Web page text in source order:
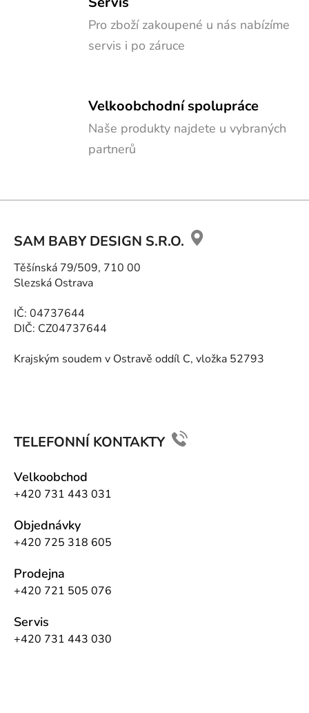
Pro zboží zakoupené u nás nabízíme
servis i po záruce
Velkoobchodní spolupráce
Naše produkty najdete u vybraných
partnerů
SAM BABY DESIGN S.R.O.
Těšínská 79/509, 710 00
Slezská Ostrava
IČ: 04737644
DIČ: CZ04737644
Krajským soudem v Ostravě oddíl C, vložka 52793
TELEFONNÍ KONTAKTY
Velkoobchod
+420 731 443 031
Objednávky
+420 725 318 605
Prodejna
+420 721 505 076
Servis
+420 731 443 030